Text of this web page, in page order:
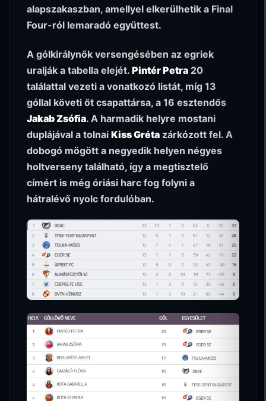
alapszakaszban, amellyel elkerülhetik a Final
Four-ról lemaradó együttest.
A gólkirálynők versengésében az egriek
uralják a tabella elejét. Pintér Petra 20
találattal vezeti a vonatkozó listát, míg 13
góllal követi őt csapattársa, a 16 esztendős
Jakab Zsófia. A harmadik helyre mostani
duplájával a tolnai Kiss Gréta zárkózott fel. A
dobogó mögött a negyedik helyen négyes
holtverseny található, így a megtisztelő
címért is még óriási harc fog folyni a
hátralévő nyolc fordulóban.